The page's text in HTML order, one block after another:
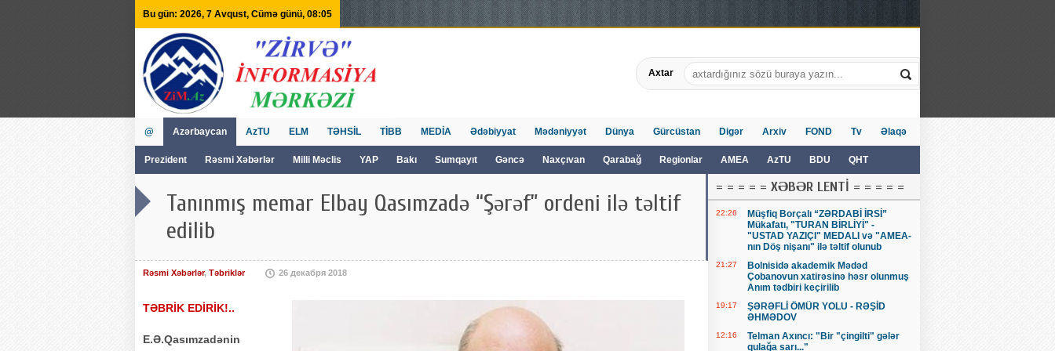
Bu gün: 2026, 7 Avqust, Cümə günü, 08:05
Axtar
@ Azərbaycan
Prezident Rəsmi Xəbərlər Milli Məclis YAP Bakı Sumqayıt Gəncə Naxçıvan Qarabağ Regionlar AMEA AzTU BDU QHT
AzTU ELM TƏHSİL TİBB MEDİA Ədəbiyyat Mədəniyyət Dünya Gürcüstan Digər Arxiv FOND Tv Əlaqə
Tanınmış memar Elbay Qasımzadə “Şərəf” ordeni ilə təltif
edilib
Rəsmi Xəbərlər, Təbriklər 26 декабря 2018
TƏBRİK EDİRİK!..
E.Ə.Qasımzadənin
= = = = = XƏBƏR LENTİ = = = = =
22:26
Müşfiq Borçalı “ZƏRDABİ İRSİ”
Mükafatı, "TURAN BİRLİYİ" -
"USTAD YAZIÇI" MEDALI və "AMEA-
nın Döş nişanı" ilə təltif olunub
21:27
Bolnisidə akademik Mədəd
Çobanovun xatirəsinə həsr olunmuş
Anım tədbiri keçirilib
19:17
ŞƏRƏFLİ ÖMÜR YOLU - RƏŞİD
ƏHMƏDOV
12:16
Telman Axıncı: "Bir "çingilti" gələr
qulağa sarı..."